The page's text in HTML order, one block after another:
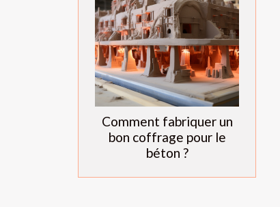
Comment fabriquer un
bon coffrage pour le
béton ?